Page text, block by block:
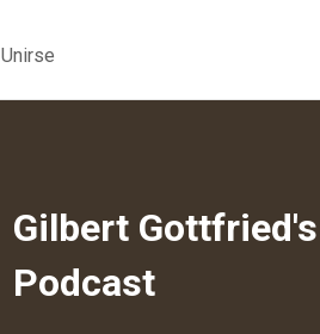
Unirse
Gilbert
Podcast